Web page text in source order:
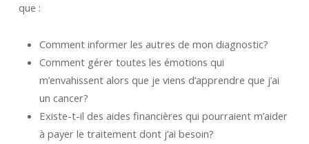
que :
Comment informer les autres de mon diagnostic?
Comment gérer toutes les émotions qui
m’envahissent alors que je viens d’apprendre que j’ai
un cancer?
Existe-t-il des aides financières qui pourraient m’aider
à payer le traitement dont j’ai besoin?